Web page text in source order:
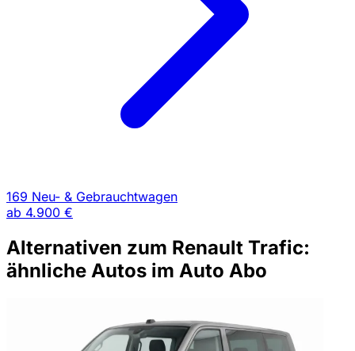
169 Neu- & Gebrauchtwagen
ab 4.900 €
Alternativen zum Renault Trafic:
ähnliche Autos im Auto Abo